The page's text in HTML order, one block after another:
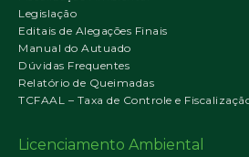
Legislação
Editais de Alegações Finais
Manual do Autuado
Dúvidas Frequentes
Relatório de Queimadas
TCFAAL – Taxa de Controle e
Licenciamento Ambiental